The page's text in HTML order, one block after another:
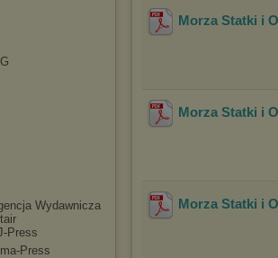
Wydawnicza
Press
Press
Morza Statki i
Morza Statki i
Morza Statki i